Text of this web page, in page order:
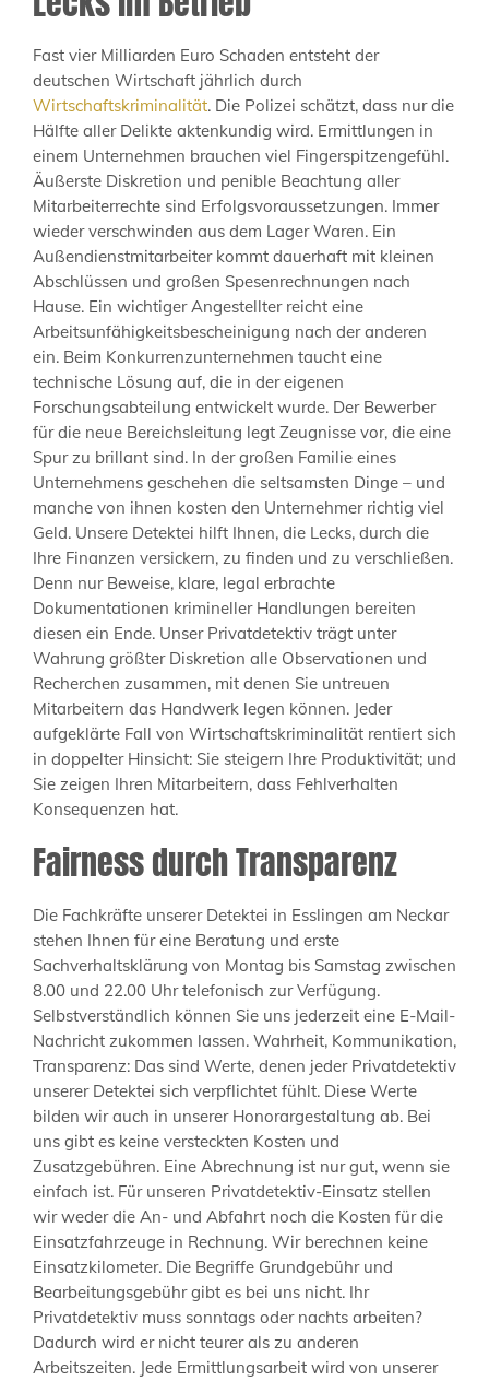
Fast vier Milliarden Euro Schaden entsteht der
deutschen Wirtschaft jährlich durch
Wirtschaftskriminalität. Die Polizei schätzt, dass nur die
Hälfte aller Delikte aktenkundig wird. Ermittlungen in
einem Unternehmen brauchen viel Fingerspitzengefühl.
Äußerste Diskretion und penible Beachtung aller
Mitarbeiterrechte sind Erfolgsvoraussetzungen. Immer
wieder verschwinden aus dem Lager Waren. Ein
Außendienstmitarbeiter kommt dauerhaft mit kleinen
Abschlüssen und großen Spesenrechnungen nach
Hause. Ein wichtiger Angestellter reicht eine
Arbeitsunfähigkeitsbescheinigung nach der anderen
ein. Beim Konkurrenzunternehmen taucht eine
technische Lösung auf, die in der eigenen
Forschungsabteilung entwickelt wurde. Der Bewerber
für die neue Bereichsleitung legt Zeugnisse vor, die eine
Spur zu brillant sind. In der großen Familie eines
Unternehmens geschehen die seltsamsten Dinge – und
manche von ihnen kosten den Unternehmer richtig viel
Geld. Unsere Detektei hilft Ihnen, die Lecks, durch die
Ihre Finanzen versickern, zu finden und zu verschließen.
Denn nur Beweise, klare, legal erbrachte
Dokumentationen krimineller Handlungen bereiten
diesen ein Ende. Unser Privatdetektiv trägt unter
Wahrung größter Diskretion alle Observationen und
Recherchen zusammen, mit denen Sie untreuen
Mitarbeitern das Handwerk legen können. Jeder
aufgeklärte Fall von Wirtschaftskriminalität rentiert sich
in doppelter Hinsicht: Sie steigern Ihre Produktivität; und
Sie zeigen Ihren Mitarbeitern, dass Fehlverhalten
Konsequenzen hat.
Fairness durch Transparenz
Die Fachkräfte unserer Detektei in Esslingen am Neckar
stehen Ihnen für eine Beratung und erste
Sachverhaltsklärung von Montag bis Samstag zwischen
8.00 und 22.00 Uhr telefonisch zur Verfügung.
Selbstverständlich können Sie uns jederzeit eine E-Mail-
Nachricht zukommen lassen. Wahrheit, Kommunikation,
Transparenz: Das sind Werte, denen jeder Privatdetektiv
unserer Detektei sich verpflichtet fühlt. Diese Werte
bilden wir auch in unserer Honorargestaltung ab. Bei
uns gibt es keine versteckten Kosten und
Zusatzgebühren. Eine Abrechnung ist nur gut, wenn sie
einfach ist. Für unseren Privatdetektiv-Einsatz stellen
wir weder die An- und Abfahrt noch die Kosten für die
Einsatzfahrzeuge in Rechnung. Wir berechnen keine
Einsatzkilometer. Die Begriffe Grundgebühr und
Bearbeitungsgebühr gibt es bei uns nicht. Ihr
Privatdetektiv muss sonntags oder nachts arbeiten?
Dadurch wird er nicht teurer als zu anderen
Arbeitszeiten. Jede Ermittlungsarbeit wird von unserer